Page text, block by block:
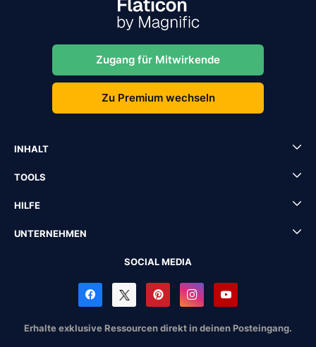
Zugang für Mitwirkende
Zu Premium wechseln
INHALT
TOOLS
HILFE
UNTERNEHMEN
SOCIAL MEDIA
Erhalte exklusive Ressourcen direkt in deinen Posteingang.